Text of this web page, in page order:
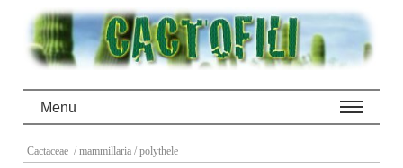
Menu
Cactaceae / mammillaria / polythele